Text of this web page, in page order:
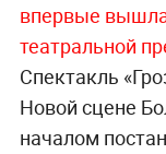
впервые
театральной
Спектакль
Новой сцене
началом